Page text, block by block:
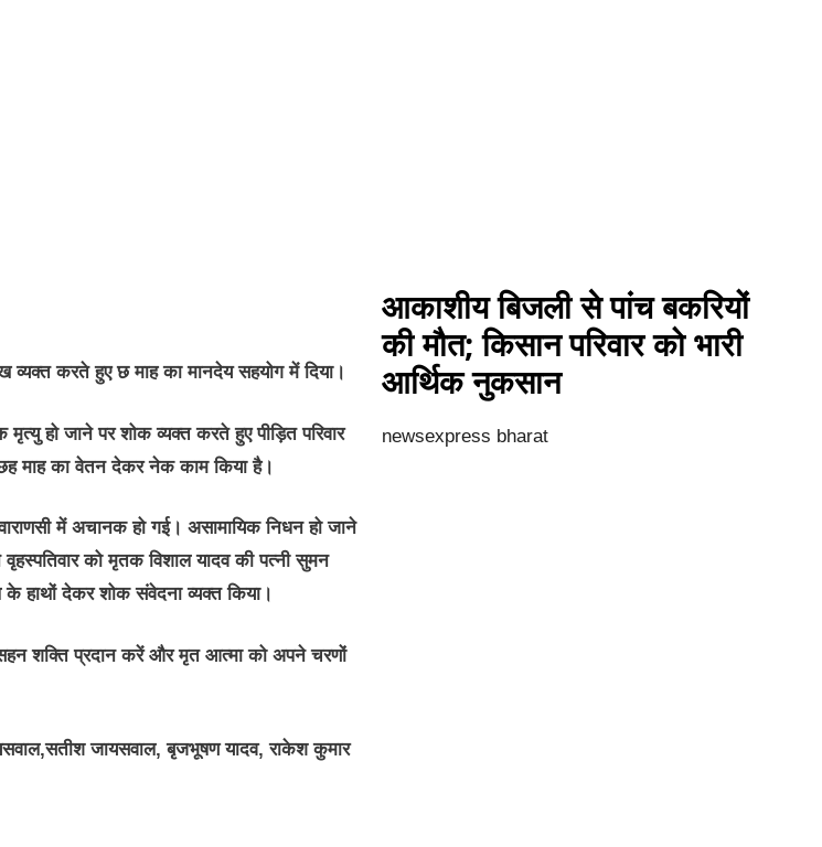
करते हुए छ माह का मानदेय सहयोग में दिया।
हो जाने पर शोक व्यक्त करते हुए पीड़ित परिवार
माह का वेतन देकर नेक काम किया है।
में अचानक हो गई। असामायिक निधन हो जाने
को मृतक विशाल यादव की पत्नी सुमन
के हाथों देकर शोक संवेदना व्यक्त किया।
सहन शक्ति प्रदान करें और मृत आत्मा को अपने चरणों
जायसवाल, बृजभूषण यादव, राकेश कुमार
आकाशीय बिजली से पांच बकरियों
की मौत; किसान परिवार को भारी
आर्थिक नुकसान
newsexpress bharat